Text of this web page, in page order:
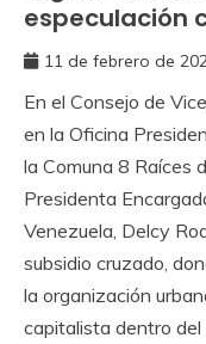
especulación
11 de febrero de
En el Consejo de
en la Oficina
la Comuna 8 Raíces
Presidenta
Venezuela, Delcy
subsidio cruzado,
la organización
capitalista dentro del